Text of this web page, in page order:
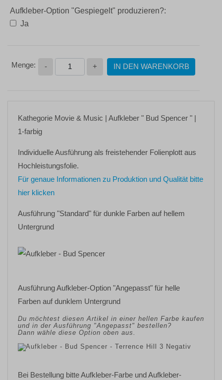
Aufkleber-Option "Gespiegelt" produzieren?:
Ja
- + IN DEN WARENKORB
Kathegorie Movie & Music | Aufkleber " Bud Spencer " |
1-farbig
Individuelle Ausführung als freistehender Folienplott aus
Hochleistungsfolie.
Für genaue Informationen zu Produktion und Qualität bitte
hier klicken
Ausführung "Standard" für dunkle Farben auf hellem
Untergrund
Ausführung Aufkleber-Option "Angepasst" für helle
Farben auf dunklem Untergrund
Du möchtest diesen Artikel in einer hellen Farbe kaufen
und in der Ausführung "Angepasst" bestellen?
Dann wähle diese Option oben aus.
Bei Bestellung bitte Aufkleber-Farbe und Aufkleber-